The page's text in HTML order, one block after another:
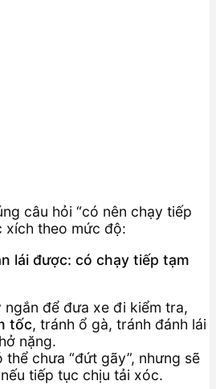
câu hỏi “có nên chạy tiếp
xích theo mức độ:
lái được: có chạy tiếp tạm
ngắn để đưa xe đi kiểm tra,
tốc, tránh ổ gà, tránh đánh lái
nặng.
thể chưa “đứt gãy”, nhưng sẽ
tiếp tục chịu tải xóc.